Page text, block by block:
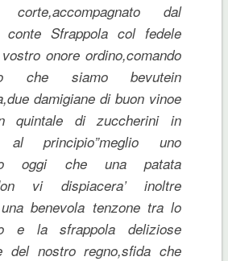
dal
conte Sfrappola col fedele
onore ordino,comando
che siamo bevutein
damigiane di buon vinoe
quintale di zuccherini in
al principio”meglio uno
oggi che una patata
vi dispiacera’ inoltre
benevola tenzone tra lo
e la sfrappola deliziose
del nostro regno,sfida che